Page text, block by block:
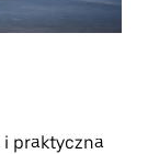
praktyczna